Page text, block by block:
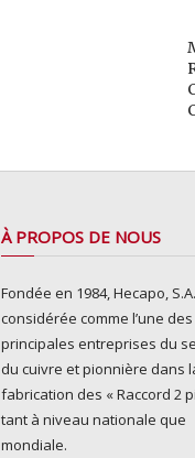
À PROPOS DE NOUS
Fondée en 1984, Hecapo,
considérée comme l’une des
principales entreprises du
du cuivre et pionnière dans
fabrication des « Raccord 2
tant à niveau nationale que
mondiale.